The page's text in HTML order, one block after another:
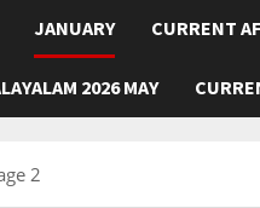
JANUARY CURRENT
2026 MAY
2